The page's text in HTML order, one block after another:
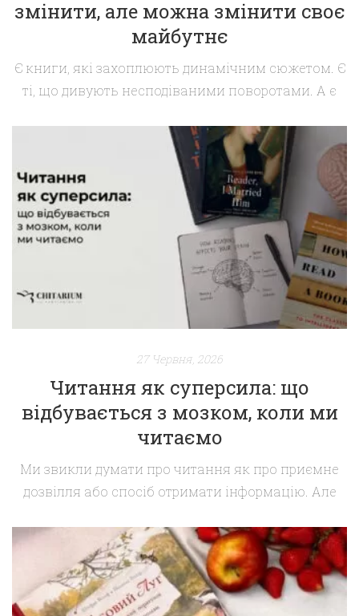
змінити, але можна змінити своє
майбутнє
Є книги, які захоплюють динамічним сюжетом. Є
ті, що дивують несподіваними поворотами. А є
ми дивимося на життя. Саме до таких належать
«Сестри морські зірки» Барбари О’Ніл. Це не
просто історія про двох жінок. Це роман про
пам’ять, прощення, дружбу, сімейні рани та силу
людського серця. Він не […]
27 Червня, 2026
Читання як суперсила: що
відбувається з мозком, коли ми
читаємо
Ми звикли думати про читання як про приємне
дозвілля або спосіб отримати інформацію. Але
набагато цікавіше: читання — це одна з
найскладніших і найкориснішіших вправ для
людського мозку. Те, що відбувається всередині
голови, поки ви гортаєте сторінки, нагадує